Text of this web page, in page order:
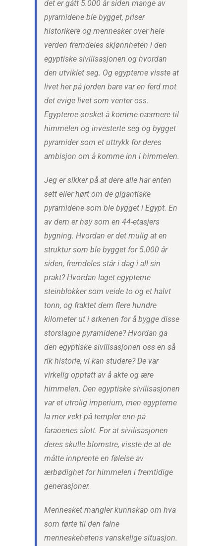
det er gått 5.000 år siden mange av
pyramidene ble bygget, priser
historikere og mennesker over hele
verden fremdeles skjønnheten i den
egyptiske sivilisasjonen og hvordan
den utviklet seg. Og egypterne visste at
livet her på jorden bare var en ferd mot
det evige livet som venter oss.
Egypterne ønsket å komme nærmere til
himmelen og investerte seg og bygget
pyramider som et uttrykk for deres
ambisjon om å komme inn i himmelen.
Jeg er sikker på at dere alle har enten
sett eller hørt om de gigantiske
pyramidene som ble bygget i Egypt. En
av dem er høy som en 44-etasjers
bygning. Hvordan er det mulig at en
struktur som ble bygget for 5.000 år
siden, fremdeles står i dag i all sin
prakt? Hvordan laget egypterne
steinblokker som veide to og et halvt
tonn, og fraktet dem flere hundre
kilometer ut i ørkenen for å bygge disse
storslagne pyramidene? Hvordan ga
den egyptiske sivilisasjonen oss en så
rik historie, vi kan studere? De var
virkelig opptatt av å akte og ære
himmelen. Den egyptiske sivilisasjonen
var et utrolig imperium, men egypterne
la mer vekt på templer enn på
faraoenes slott. For at sivilisasjonen
deres skulle blomstre, visste de at de
måtte innprente en følelse av
ærbødighet for himmelen i fremtidige
generasjoner.
Mennesket mangler kunnskap om hva
som førte til den falne
menneskehetens vanskelige situasjon.